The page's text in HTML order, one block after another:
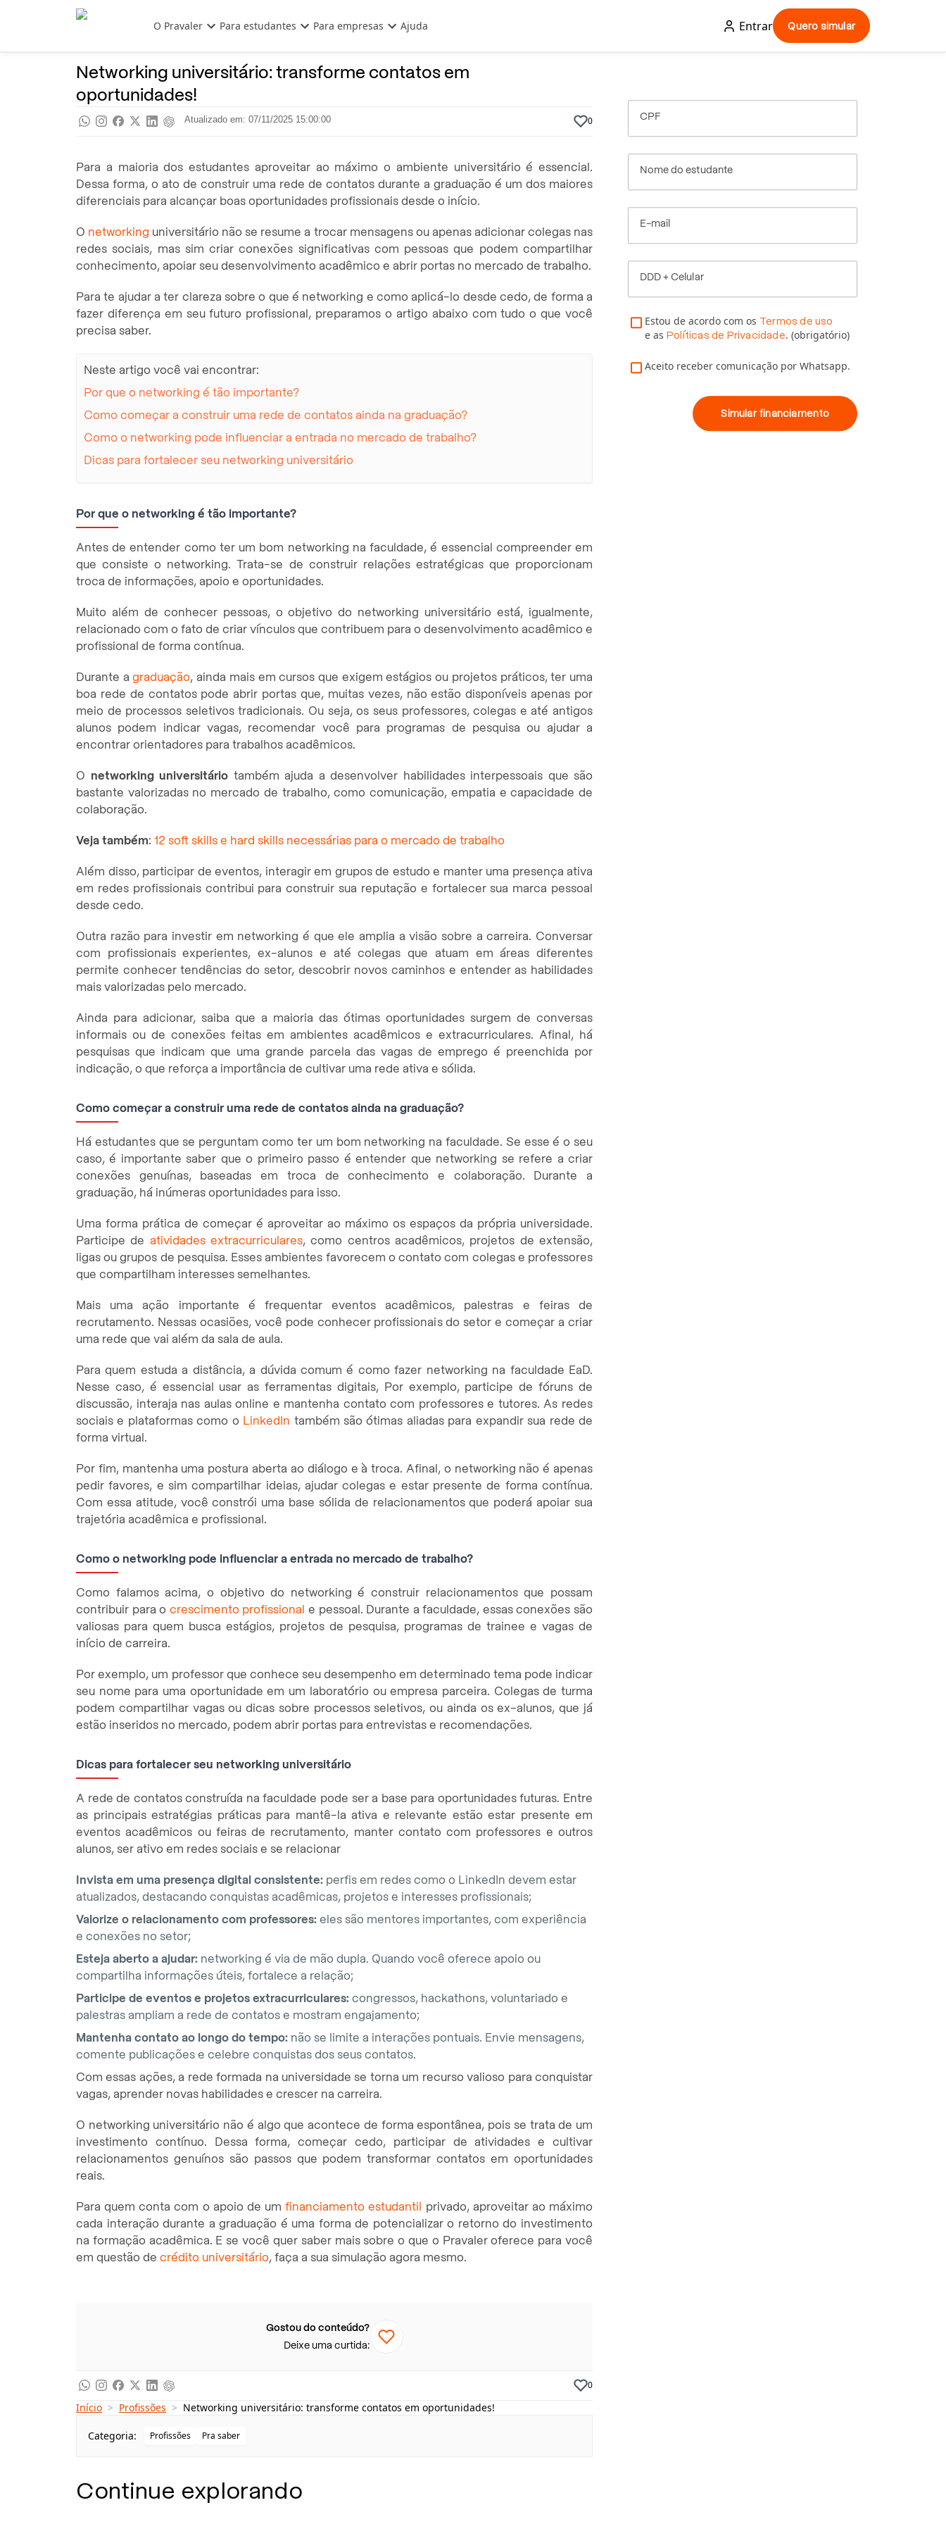
Pular para o conteúdo principal
O Pravaler Para estudantes Para empresas Ajuda Entrar Quero simular
Networking universitário: transforme contatos em
oportunidades!
Atualizado em: 07/11/2025 15:00:00 0 CPF
Nome do estudante
E-mail
DDD + Celular
Estou de acordo com os Termos de uso
e as Políticas de Privacidade. (obrigatório)
Aceito receber comunicação por Whatsapp.
Simular financiamento
Para a maioria dos estudantes aproveitar ao máximo o ambiente universitário é essencial.
Dessa forma, o ato de construir uma rede de contatos durante a graduação é um dos maiores
diferenciais para alcançar boas oportunidades profissionais desde o início.
O networking universitário não se resume a trocar mensagens ou apenas adicionar colegas nas
redes sociais, mas sim criar conexões significativas com pessoas que podem compartilhar
conhecimento, apoiar seu desenvolvimento acadêmico e abrir portas no mercado de trabalho.
Para te ajudar a ter clareza sobre o que é networking e como aplicá-lo desde cedo, de forma a
fazer diferença em seu futuro profissional, preparamos o artigo abaixo com tudo o que você
precisa saber.
Neste artigo você vai encontrar:
Por que o networking é tão importante?
Como começar a construir uma rede de contatos ainda na graduação?
Como o networking pode influenciar a entrada no mercado de trabalho?
Dicas para fortalecer seu networking universitário
Por que o networking é tão importante?
Antes de entender como ter um bom networking na faculdade, é essencial compreender em
que consiste o networking. Trata-se de construir relações estratégicas que proporcionam
troca de informações, apoio e oportunidades.
Muito além de conhecer pessoas, o objetivo do networking universitário está, igualmente,
relacionado com o fato de criar vínculos que contribuem para o desenvolvimento acadêmico e
profissional de forma contínua.
Durante agraduação, ainda mais em cursos que exigem estágios ou projetos práticos, ter uma
boa rede de contatos pode abrir portas que, muitas vezes, não estão disponíveis apenas por
meio de processos seletivos tradicionais. Ou seja, os seus professores, colegas e até antigos
alunos podem indicar vagas, recomendar você para programas de pesquisa ou ajudar a
encontrar orientadores para trabalhos acadêmicos.
O networking universitário também ajuda a desenvolver habilidades interpessoais que são
bastante valorizadas no mercado de trabalho, como comunicação, empatia e capacidade de
colaboração.
Veja também: 12 soft skills e hard skills necessárias para o mercado de trabalho
Além disso, participar de eventos, interagir em grupos de estudo e manter uma presença ativa
em redes profissionais contribui para construir sua reputação e fortalecer sua marca pessoal
desde cedo.
Outra razão para investir em networking é que ele amplia a visão sobre a carreira. Conversar
com profissionais experientes, ex-alunos e até colegas que atuam em áreas diferentes
permite conhecer tendências do setor, descobrir novos caminhos e entender as habilidades
mais valorizadas pelo mercado.
Ainda para adicionar, saiba que a maioria das ótimas oportunidades surgem de conversas
informais ou de conexões feitas em ambientes acadêmicos e extracurriculares. Afinal, há
pesquisas que indicam que uma grande parcela das vagas de emprego é preenchida por
indicação, o que reforça a importância de cultivar uma rede ativa e sólida.
Como começar a construir uma rede de contatos ainda na graduação?
Há estudantes que se perguntam como ter um bom networking na faculdade. Se esse é o seu
caso, é importante saber que o primeiro passo é entender que networking se refere a criar
conexões genuínas, baseadas em troca de conhecimento e colaboração. Durante a
graduação, há inúmeras oportunidades para isso.
Uma forma prática de começar é aproveitar ao máximo os espaços da própria universidade.
Participe de atividades extracurriculares, como centros acadêmicos, projetos de extensão,
ligas ou grupos de pesquisa. Esses ambientes favorecem o contato com colegas e professores
que compartilham interesses semelhantes.
Mais uma ação importante é frequentar eventos acadêmicos, palestras e feiras de
recrutamento. Nessas ocasiões, você pode conhecer profissionais do setor e começar a criar
uma rede que vai além da sala de aula.
Para quem estuda a distância, a dúvida comum é como fazer networking na faculdade EaD.
Nesse caso, é essencial usar as ferramentas digitais, Por exemplo, participe de fóruns de
discussão, interaja nas aulas online e mantenha contato com professores e tutores. As redes
sociais e plataformas como o LinkedIn também são ótimas aliadas para expandir sua rede de
forma virtual.
Por fim, mantenha uma postura aberta ao diálogo e à troca. Afinal, o networking não é apenas
pedir favores, e sim compartilhar ideias, ajudar colegas e estar presente de forma contínua.
Com essa atitude, você constrói uma base sólida de relacionamentos que poderá apoiar sua
trajetória acadêmica e profissional.
Como o networking pode influenciar a entrada no mercado de trabalho?
Como falamos acima, o objetivo do networking é construir relacionamentos que possam
contribuir para o crescimento profissional e pessoal. Durante a faculdade, essas conexões são
valiosas para quem busca estágios, projetos de pesquisa, programas de trainee e vagas de
início de carreira.
Por exemplo, um professor que conhece seu desempenho em determinado tema pode indicar
seu nome para uma oportunidade em um laboratório ou empresa parceira. Colegas de turma
podem compartilhar vagas ou dicas sobre processos seletivos, ou ainda os ex-alunos, que já
estão inseridos no mercado, podem abrir portas para entrevistas e recomendações.
Dicas para fortalecer seu networking universitário
A rede de contatos construída na faculdade pode ser a base para oportunidades futuras. Entre
as principais estratégias práticas para mantê-la ativa e relevante estão estar presente em
eventos acadêmicos ou feiras de recrutamento, manter contato com professores e outros
alunos, ser ativo em redes sociais e se relacionar
Invista em uma presença digital consistente: perfis em redes como o LinkedIn devem estar
atualizados, destacando conquistas acadêmicas, projetos e interesses profissionais;
Valorize o relacionamento com professores: eles são mentores importantes, com experiência
e conexões no setor;
Esteja aberto a ajudar: networking é via de mão dupla. Quando você oferece apoio ou
compartilha informações úteis, fortalece a relação;
Participe de eventos e projetos extracurriculares: congressos, hackathons, voluntariado e
palestras ampliam a rede de contatos e mostram engajamento;
Mantenha contato ao longo do tempo: não se limite a interações pontuais. Envie mensagens,
comente publicações e celebre conquistas dos seus contatos.
Com essas ações, a rede formada na universidade se torna um recurso valioso para conquistar
vagas, aprender novas habilidades e crescer na carreira.
O networking universitário não é algo que acontece de forma espontânea, pois se trata de um
investimento contínuo. Dessa forma, começar cedo, participar de atividades e cultivar
relacionamentos genuínos são passos que podem transformar contatos em oportunidades
reais.
Para quem conta com o apoio de umfinanciamento estudantil privado, aproveitar ao máximo
cada interação durante a graduação é uma forma de potencializar o retorno do investimento
na formação acadêmica. E se você quer saber mais sobre o que o Pravaler oferece para você
em questão de crédito universitário, faça a sua simulação agora mesmo.
Gostou do conteúdo?
Deixe uma curtida:
0
Início > Profissões > Networking universitário: transforme contatos em oportunidades!
Categoria: Profissões Pra saber
Continue explorando